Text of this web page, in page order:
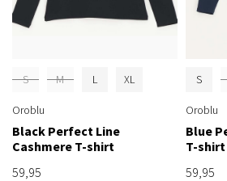
S M L XL
Oroblu
Black Perfect Line
Cashmere T-shirt
59,95
S
Oroblu
Blue
T-shirt
59,95